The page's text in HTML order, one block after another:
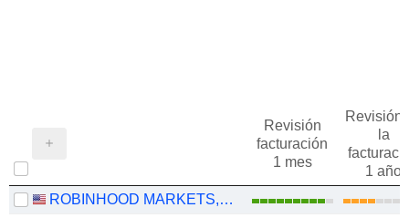
Revisión
facturación
1 mes
Revisión
la
1 año
ROBINHOOD MARKETS, INC.